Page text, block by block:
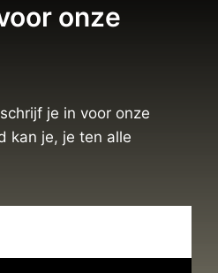
onze
je in voor onze
kan je, je ten alle